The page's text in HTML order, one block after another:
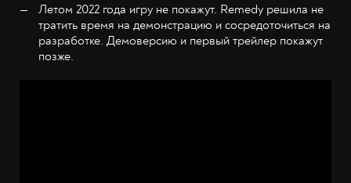
Летом 2022 года игру не покажут. Remedy решила не
тратить время на демонстрацию и сосредоточиться на
разработке. Демоверсию и первый трейлер покажут
позже.